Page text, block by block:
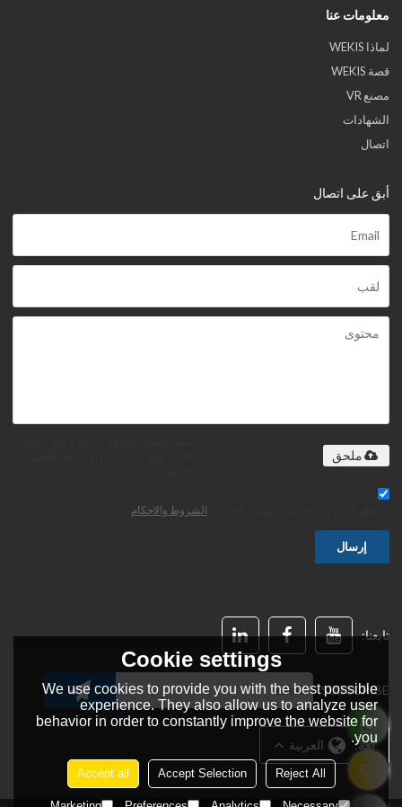
معلومات عنا
لماذا WEKIS
قصة WEKIS
مصنع VR
الشهادات
اتصال
أبق على اتصال
ملحق
الشروط والاحكام
إرسال
تابعنا:
SUBSCRIBE:
لغة: العربية
Cookie settings
We use cookies to provide you with the best possible
experience. They also allow us to analyze user
behavior in order to constantly improve the website for
you.
Reject All
Accept Selection
Accept all